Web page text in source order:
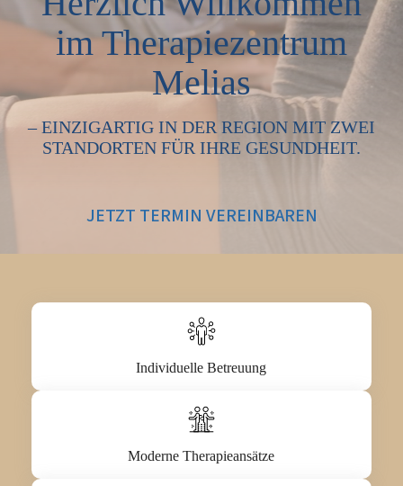
im Therapiezentrum
Melias
– EINZIGARTIG IN DER REGION MIT ZWEI
STANDORTEN FÜR IHRE GESUNDHEIT.
JETZT TERMIN VEREINBAREN
Individuelle Betreuung
Moderne Therapieansätze